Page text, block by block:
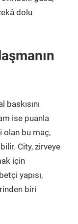
dolu
ise puanla
olan bu maç,
City, zirveye
için
yapısı,
biri